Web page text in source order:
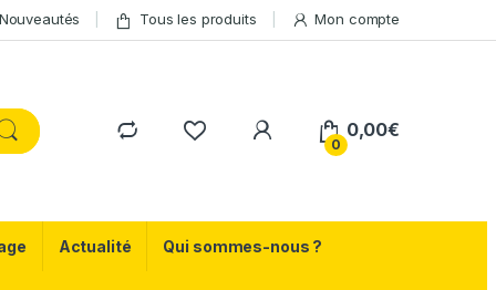
Tous les produits Mon compte
0
0,00€
Actualité Qui sommes-nous ?